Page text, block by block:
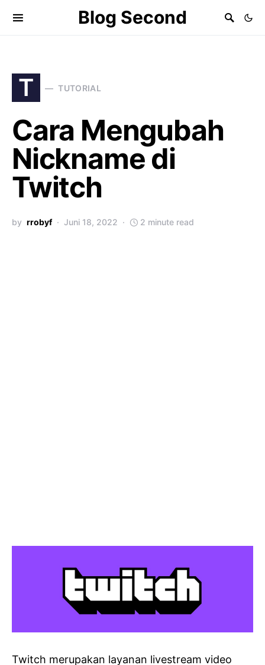
Blog Second
T TUTORIAL
Cara Mengubah
Nickname di
Twitch
by rrobyf Juni 18, 2022 2 minute read
Twitch merupakan layanan livestream video